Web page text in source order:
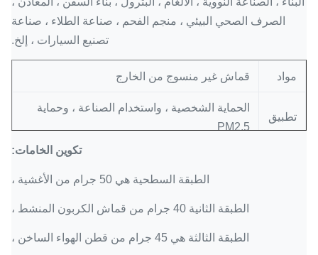
الصرف الصحي البيئي ، منجم الفحم ، صناعة الطلاء ، صناعة
تصنيع السيارات ، إلخ.
مواد قماش غير منسوج من الخارج
تطبيق
الحماية الشخصية ، واستخدام الصناعة ، وحماية
PM2.5
50pcs / box 10boxes / CTN التعبئة الأخرى
تكوين الخامات:
الطبقة السطحية هي 50 جرام من الأغشية ،
الطبقة الثانية 40 جرام من قماش الكربون المنشط ،
الطبقة الثالثة هي 45 جرام من قطن الهواء الساخن ،